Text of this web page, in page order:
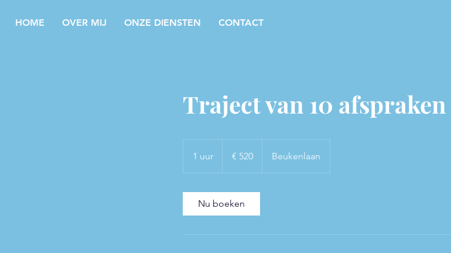
HOME OVER MIJ ONZE DIENSTEN CONTACT
Traject van 10 afspraken
1 uur
u
€ 520 Beukenlaan
Nu boeken